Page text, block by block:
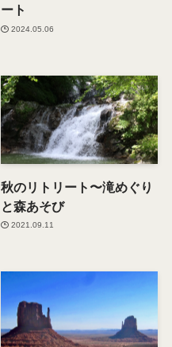
ート
2024.05.06
秋のリトリート〜滝めぐり
と森あそび
2021.09.11